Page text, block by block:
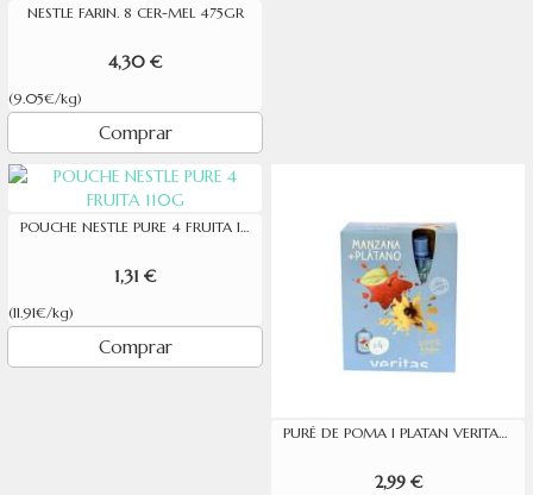
NESTLE FARIN. 8 CER-MEL 475GR
4,30 €
(9.05€/kg)
Comprar
POUCHE NESTLE PURE 4 FRUITA 110G
1,31 €
(11.91€/kg)
Comprar
PURÉ DE POMA I PLATAN VERITAS 100GX4U
2,99 €